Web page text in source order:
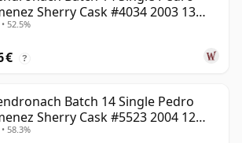
Sherry Cask #4034 2003 13
52.5%
€ ?
Batch 14 Single Pedro
Sherry Cask #5523 2004 12
58.3%